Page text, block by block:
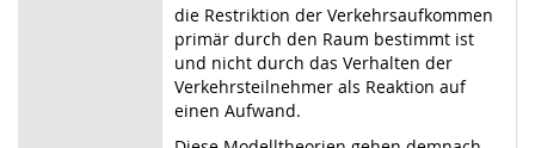
die Restriktion der Verkehrsaufkommen
primär durch den Raum bestimmt ist
und nicht durch das Verhalten der
Verkehrsteilnehmer als Reaktion auf
einen Aufwand.